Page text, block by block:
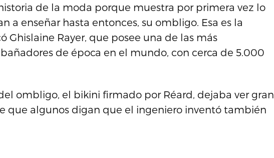
de la moda porque muestra por primera vez lo
a enseñar hasta entonces, su ombligo. Esa es la
Ghislaine Rayer, que posee una de las más
de época en el mundo, con cerca de 5.000
ombligo, el bikini firmado por Réard, dejaba ver gran
que algunos digan que el ingeniero inventó también